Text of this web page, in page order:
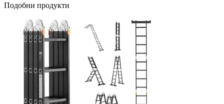
Подобни продукти